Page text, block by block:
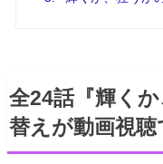
全24話『輝く
替えが動画視